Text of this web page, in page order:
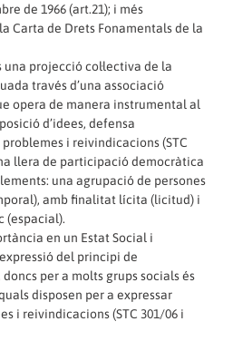
de 1966 (art.21); i més
Carta de Drets Fonamentals de la
projecció col·lectiva de la
través d’una associació
opera de manera instrumental al
d’idees, defensa
i reivindicacions (STC
llera de participació democràtica
una agrupació de persones
amb finalitat lícita (licitud) i
(espacial).
en un Estat Social i
del principi de
per a molts grups socials és
disposen per a expressar
i reivindicacions (STC 301/06 i